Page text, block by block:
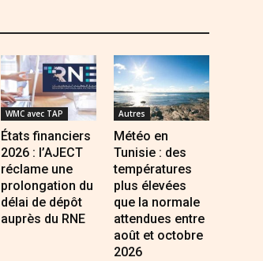
WMC avec TAP
États financiers
2026 : l’AJECT
réclame une
prolongation du
délai de dépôt
auprès du RNE
Autres
Météo en
Tunisie : des
températures
plus élevées
que la normale
attendues entre
août et octobre
2026